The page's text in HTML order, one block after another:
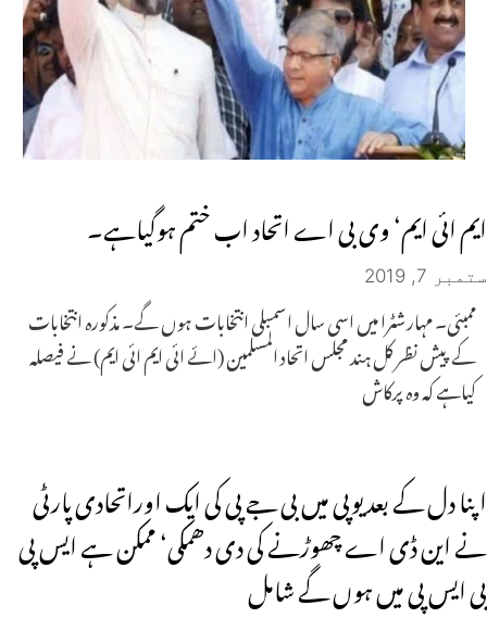
ایم ائی ایم‘ وی بی اے اتحاد اب ختم ہوگیاہے۔
ستمبر 7, 2019
ممبئی۔ مہارشٹرا میں اسی سال اسمبلی انتخابات ہوں گے۔ مذکورہ انتخابات
کے پیش نظر کل ہند مجلس اتحاد المسلمین (ائے ائی ایم ائی ایم) نے فیصلہ
کیاہے کہ وہ پرکاش
اپنا دل کے بعد یوپی میں بی جے پی کی ایک اوراتحادی پارٹی
نے این ڈی اے چھوڑنے کی دی دھمکی‘ ممکن ہے ایس پی
بی ایس پی میں ہوں گے شامل